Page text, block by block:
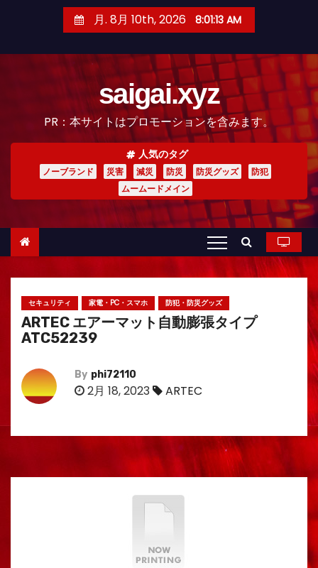
月. 8月 10th, 2026 8:01:15 AM
saigai.xyz
PR：本サイトはプロモーションを含みます。
人気のタグ
ノーブランド 災害 減災 防災 防災グッズ
防犯
ムームードメイン
セキュリティ 家電・PC・スマホ 防犯・防災グッズ
ARTEC エアーマット自動膨張タイプ
ATC52239
By phi72110
2月 18, 2023 ARTEC